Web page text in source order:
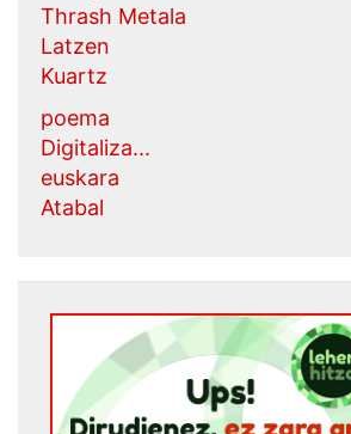
Thrash Metala
Latzen
Kuartz
poema
Digitaliza...
euskara
Atabal